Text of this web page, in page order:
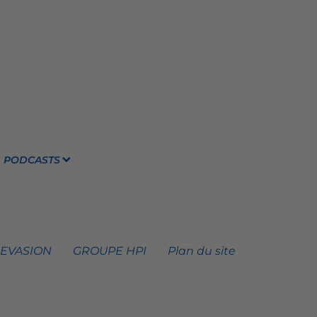
PODCASTS
GROUPE HPI Plan du site